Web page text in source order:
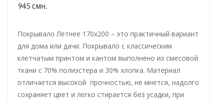
945 смн.
Покрывало Летнее 170х200 – это практичный вариант
для дома или дачи. Покрывало с классическим
клетчатым принтом и кантом выполнено из смесовой
ткани с 70% полиэстера и 30% хлопка. Материал
отличается высокой прочностью, не мнется, надолго
сохраняет цвет и легко стирается без усадки, при